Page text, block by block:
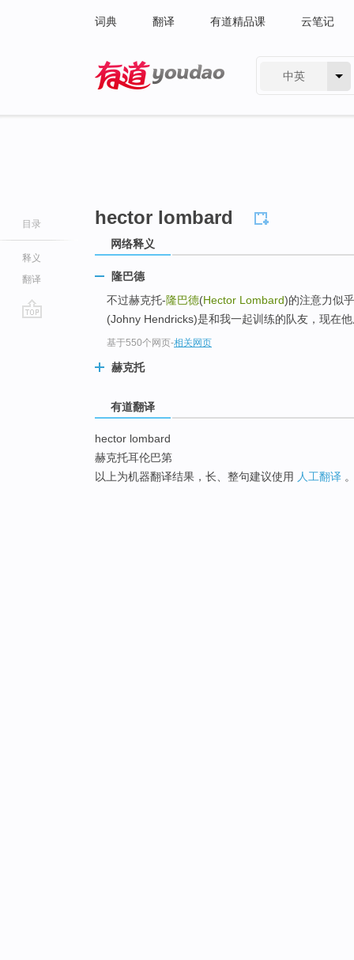
词典 翻译 有道精品课 云笔记
中英
目录
释义
翻译
hector lombard
网络释义
隆巴德
不过赫克托-隆巴德(Hector Lombard)的注意力似
(Johny Hendricks)是和我一起训练的队友，现在
基于550个网页-相关网页
赫克托
有道翻译
hector lombard
赫克托耳伦巴第
以上为机器翻译结果，长、整句建议使用 人工翻译